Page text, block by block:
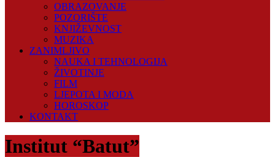
OBRAZOVANJE
POZORIŠTE
KNJIŽEVNOST
MUZIKA
ZANIMLJIVO
NAUKA I TEHNOLOGIJA
ŽIVOTINJE
FILM
LJEPOTA I MODA
HOROSKOP
KONTAKT
Institut “Batut”